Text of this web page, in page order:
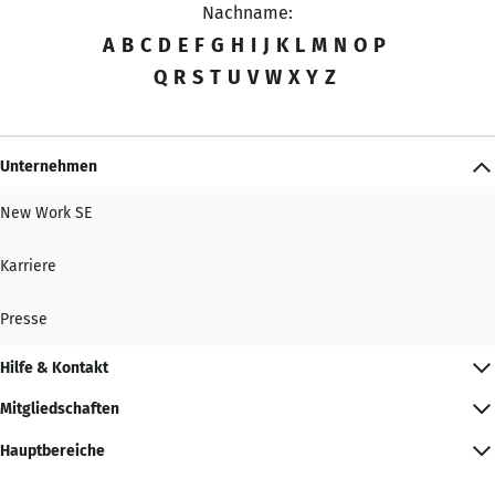
Nachname:
A B C D E F G H I J K L M N O P
Q R S T U V W X Y Z
Unternehmen
New Work SE
Karriere
Presse
Hilfe & Kontakt
Mitgliedschaften
Hauptbereiche